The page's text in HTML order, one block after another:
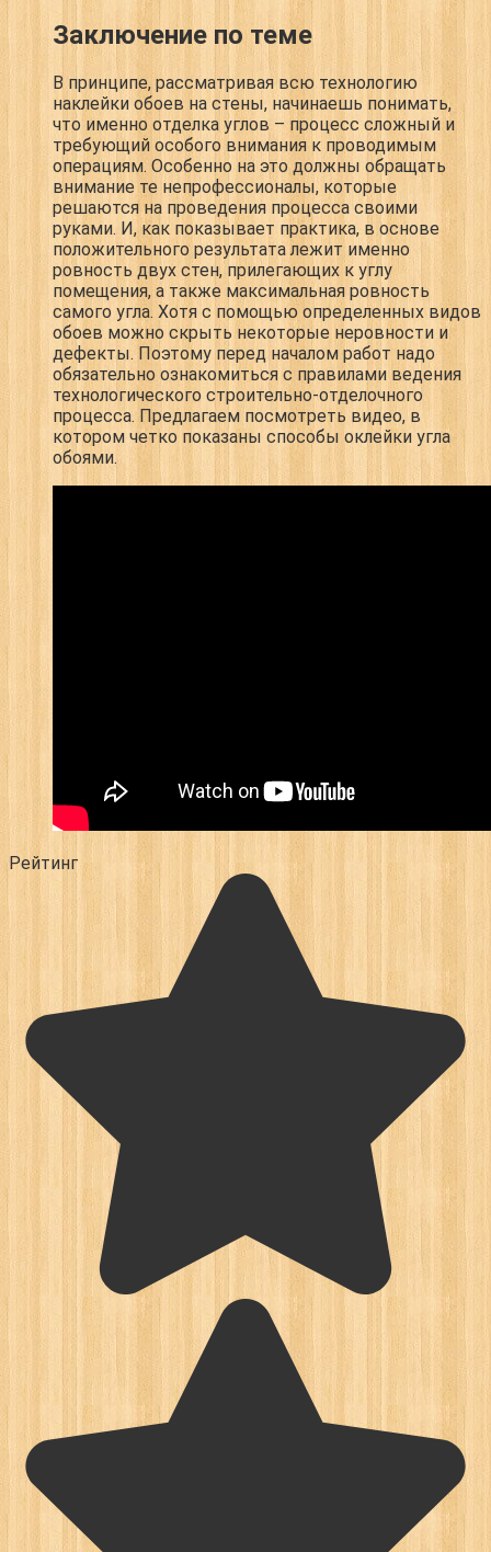
Заключение по теме
В принципе, рассматривая всю технологию
наклейки обоев на стены, начинаешь понимать,
что именно отделка углов – процесс сложный и
требующий особого внимания к проводимым
операциям. Особенно на это должны обращать
внимание те непрофессионалы, которые
решаются на проведения процесса своими
руками. И, как показывает практика, в основе
положительного результата лежит именно
ровность двух стен, прилегающих к углу
помещения, а также максимальная ровность
самого угла. Хотя с помощью определенных видов
обоев можно скрыть некоторые неровности и
дефекты. Поэтому перед началом работ надо
обязательно ознакомиться с правилами ведения
технологического строительно-отделочного
процесса. Предлагаем посмотреть видео, в
котором четко показаны способы оклейки угла
обоями.
Рейтинг